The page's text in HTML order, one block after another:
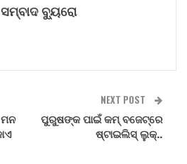
ବ୍ୟୁରୋ
NEXT POST
ପୁରୁଷଙ୍କ ପାଇଁ କମ୍ ବଜେଟ୍‌ରେ
ଷ୍ଟାଇଲିସ୍ ଲୁକ୍‌..